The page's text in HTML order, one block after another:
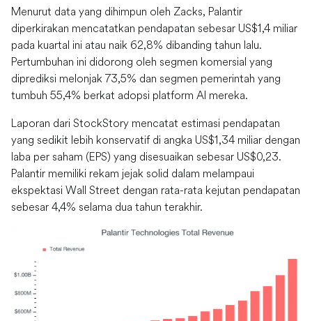
Menurut data yang dihimpun oleh Zacks, Palantir
diperkirakan mencatatkan pendapatan sebesar US$1,4 miliar
pada kuartal ini atau naik 62,8% dibanding tahun lalu.
Pertumbuhan ini didorong oleh segmen komersial yang
diprediksi melonjak 73,5% dan segmen pemerintah yang
tumbuh 55,4% berkat adopsi platform AI mereka.
Laporan dari StockStory mencatat estimasi pendapatan
yang sedikit lebih konservatif di angka US$1,34 miliar dengan
laba per saham (EPS) yang disesuaikan sebesar US$0,23.
Palantir memiliki rekam jejak solid dalam melampaui
ekspektasi Wall Street dengan rata-rata kejutan pendapatan
sebesar 4,4% selama dua tahun terakhir.